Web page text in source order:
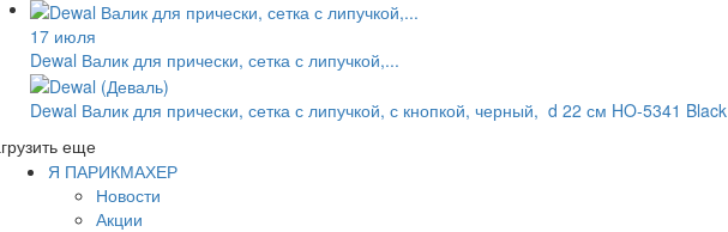
17 июля
Dewal Валик для прически, сетка с липучкой,...
Dewal Валик для прически, сетка с липучкой, с кнопкой, черный, d 22 см HO-5341 Black
еще
Я ПАРИКМАХЕР
Новости
Акции